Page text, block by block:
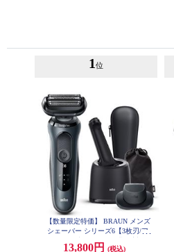
1 位
【数量限定特価】 BRAUN メンズ
シェーバー シリーズ6【3枚刃/ア
充電式/ブラック】 61-N7200CC-V
13,800円
(税込)